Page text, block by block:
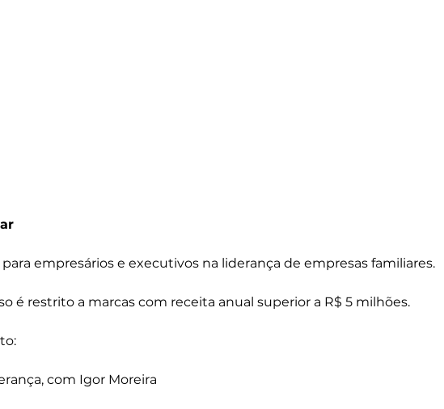
empresários e executivos na liderança de empresas familiares.
é restrito a marcas com receita anual superior a R$ 5 milhões.
com Igor Moreira